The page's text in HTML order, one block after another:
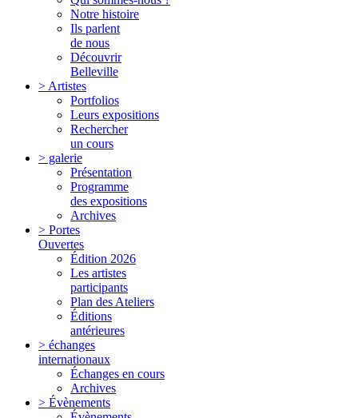
Notre histoire
Ils parlent
de nous
Découvrir
Belleville
> Artistes
Portfolios
Leurs expositions
Rechercher
un cours
> galerie
Présentation
Programme
des expositions
Archives
> Portes
Ouvertes
Édition 2026
Les artistes
participants
Plan des Ateliers
Éditions
antérieures
> échanges
internationaux
Échanges en cours
Archives
> Évènements